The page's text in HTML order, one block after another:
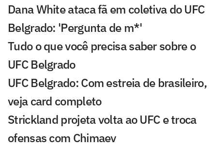
Dana White ataca fã em coletiva do UFC
Belgrado: 'Pergunta de m*'
Tudo o que você precisa saber sobre o
UFC Belgrado
UFC Belgrado: Com estreia de brasileiro,
veja card completo
Strickland projeta volta ao UFC e troca
ofensas com Chimaev